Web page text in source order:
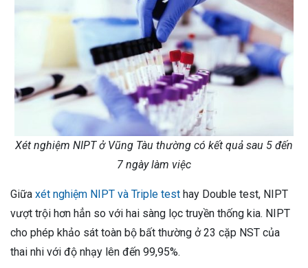
Xét nghiệm NIPT ở Vũng Tàu thường có kết quả sau 5 đến
7 ngày làm việc
Giữa xét nghiệm NIPT và Triple test hay Double test, NIPT
vượt trội hơn hẳn so với hai sàng lọc truyền thống kia. NIPT
cho phép khảo sát toàn bộ bất thường ở 23 cặp NST của
thai nhi với độ nhạy lên đến 99,95%.